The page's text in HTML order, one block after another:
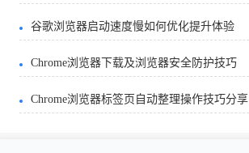
谷歌浏览器启动速度慢如何优化提升体验
Chrome浏览器下载及浏览器安全防护技巧
Chrome浏览器标签页自动整理操作技巧分享